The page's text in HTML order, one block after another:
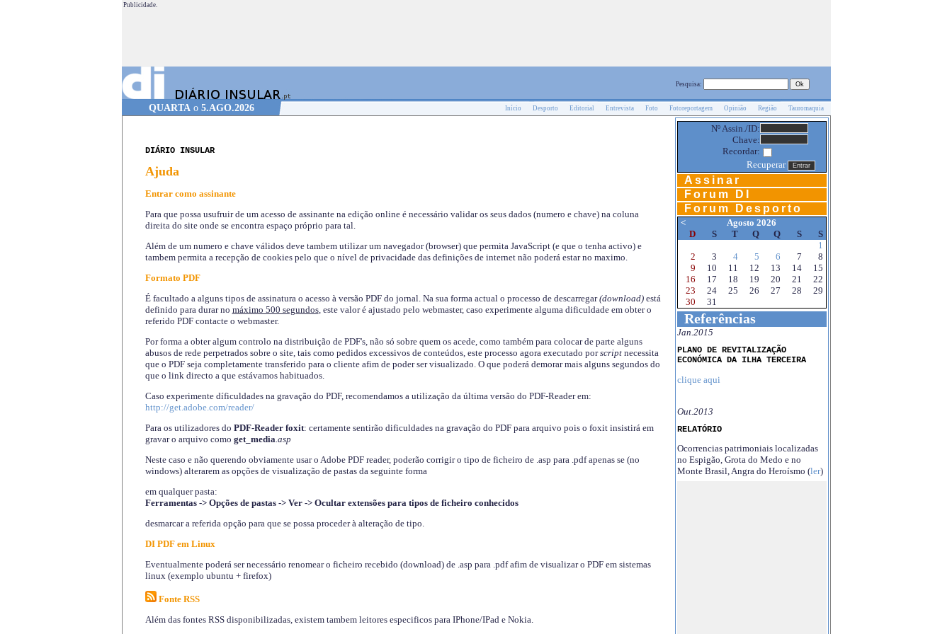
Publicidade.
Pesquisa:
QUARTAo 5.AGO.2026 Início Desporto Editorial Entrevista Foto Fotoreportagem Opinião Região Tauromaquia
DIÁRIO INSULAR
Ajuda
Entrar como assinante
Para que possa usufruir de um acesso de assinante na edição online é necessário validar os seus dados (numero e chave) na coluna
direita do site onde se encontra espaço próprio para tal.
Além de um numero e chave válidos deve tambem utilizar um navegador (browser) que permita JavaScript (e que o tenha activo) e
tambem permita a recepção de cookies pelo que o nível de privacidade das definições de internet não poderá estar no maximo.
Formato PDF
É facultado a alguns tipos de assinatura o acesso à versão PDF do jornal. Na sua forma actual o processo de descarregar(download)está
definido para durar no máximo 500 segundos, este valor é ajustado pelo webmaster, caso experimente alguma dificuldade em obter o
referido PDF contacte o webmaster.
Por forma a obter algum controlo na distribuição de PDF's, não só sobre quem os acede, como também para colocar de parte alguns
abusos de rede perpetrados sobre o site, tais como pedidos excessivos de conteúdos, este processo agora executado porscriptnecessita
que o PDF seja completamente transferido para o cliente afim de poder ser visualizado. O que poderá demorar mais alguns segundos do
que o link directo a que estávamos habituados.
Caso experimente díficuldades na gravação do PDF, recomendamos a utilização da última versão do PDF-Reader em:
http://get.adobe.com/reader/
Para os utilizadores do PDF-Reader foxit: certamente sentirão dificuldades na gravação do PDF para arquivo pois o foxit insistirá em
gravar o arquivo como get_media.asp
Neste caso e não querendo obviamente usar o Adobe PDF reader, poderão corrigir o tipo de ficheiro de .asp para .pdf apenas se (no
windows) alterarem as opções de visualização de pastas da seguinte forma
em qualquer pasta:
Ferramentas -> Opções de pastas -> Ver -> Ocultar extensões para tipos de ficheiro conhecidos
desmarcar a referida opção para que se possa proceder à alteração de tipo.
DI PDF em Linux
Eventualmente poderá ser necessário renomear o ficheiro recebido (download) de .asp para .pdf afim de visualizar o PDF em sistemas
linux (exemplo ubuntu + firefox)
Fonte RSS
Além das fontes RSS disponibilizadas, existem tambem leitores especificos para IPhone/IPad e Nokia.
Nº Assin./ID:
Chave:
Recordar:
Recuperar
Assinar
Forum DI
Forum Desporto
<
Agosto 2026
D
S T Q Q S
S
1
2
3 4 5 6 7
8
9
10 11 12 13 14
15
16
17 18 19 20 21
22
23
24 25 26 27 28
29
30
31
Referências
Jan.2015
PLANO DE REVITALIZAÇÃO
ECONÓMICA DA ILHA TERCEIRA
clique aqui
Out.2013
RELATÓRIO
Ocorrencias patrimoniais localizadas
no Espigão, Grota do Medo e no
Monte Brasil, Angra do Heroísmo (ler)